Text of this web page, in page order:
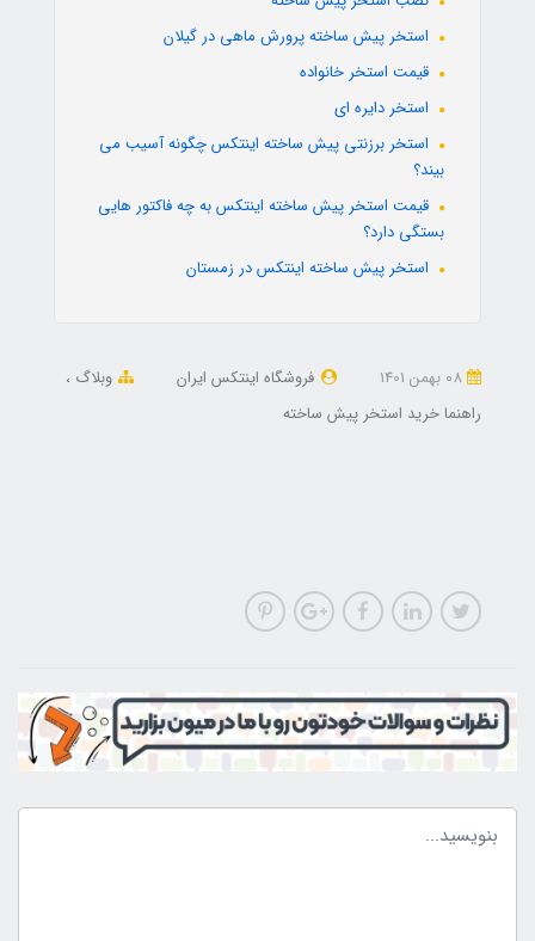
استخر پیش ساخته پرورش ماهی در گیلان
قیمت استخر خانواده
استخر دایره ای
استخر برزنتی پیش ساخته اینتکس چگونه آسیب می
بیند؟
قیمت استخر پیش ساخته اینتکس به چه فاکتور هایی
بستگی دارد؟
استخر پیش ساخته اینتکس در زمستان
فروشگاه اینتکس ایران
وبلاگ
راهنما خرید استخر پیش ساخته